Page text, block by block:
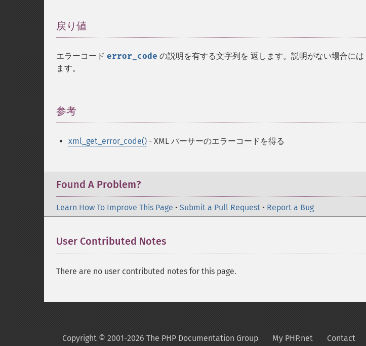
戻り値
エラーコード error_code の説明を有する文字列を 返します。説明がない場合には
ます。
参考
xml_get_error_code() - XML パーサーのエラーコードを得る
Found A Problem?
Learn How To Improve This Page • Submit a Pull Request • Report a Bug
User Contributed Notes
There are no user contributed notes for this page.
Copyright © 2001-2026 The PHP Documentation Group My PHP.net Contact